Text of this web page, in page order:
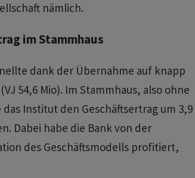
nämlich.
im Stammhaus
dank der Übernahme auf knapp
54,6 Mio). Im Stammhaus, also ohne
Institut den Geschäftsertrag um 3,9
Dabei habe die Bank von der
des Geschäftsmodells profitiert,